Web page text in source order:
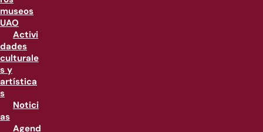
museos
UAO
Activi
dades
culturale
s y
artística
s
Notici
as
Agend